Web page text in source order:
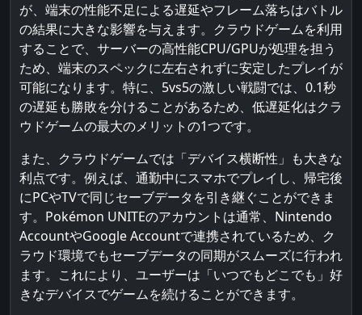
が、端末の性能不足による遅延やフレーム落ちはバトル
の結果に大きな影響を与えます。クラウドゲームを利用
することで、サーバーの高性能CPU/GPUが処理を担う
ため、端末のスペックに左右されずに安定したプレイが
可能になります。特に、5vs5の激しい戦闘では、0.1秒
の遅延も勝敗を分けることがあるため、低遅延化はクラ
ウドゲームの最大のメリットの1つです。
また、クラウドゲームでは「デバイス横断性」も大きな
利点です。例えば、通勤中にスマホでプレイし、帰宅後
にPCやTVで同じセーブデータを引き継ぐことができま
す。Pokémon UNITEのアカウントは通常、Nintendo
AccountやGoogle Accountで連携されているため、ク
ラウド環境でもセーブデータの同期がスムーズに行われ
ます。これにより、ユーザーは「いつでもどこでも」好
きなデバイスでゲームを続けることができます。